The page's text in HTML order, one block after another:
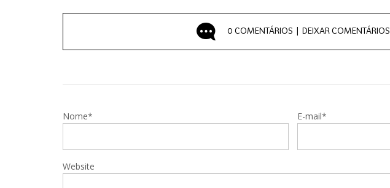
0 COMENTÁRIOS | DEIXAR COMENTÁRIOS
Nome* E-mail*
Website